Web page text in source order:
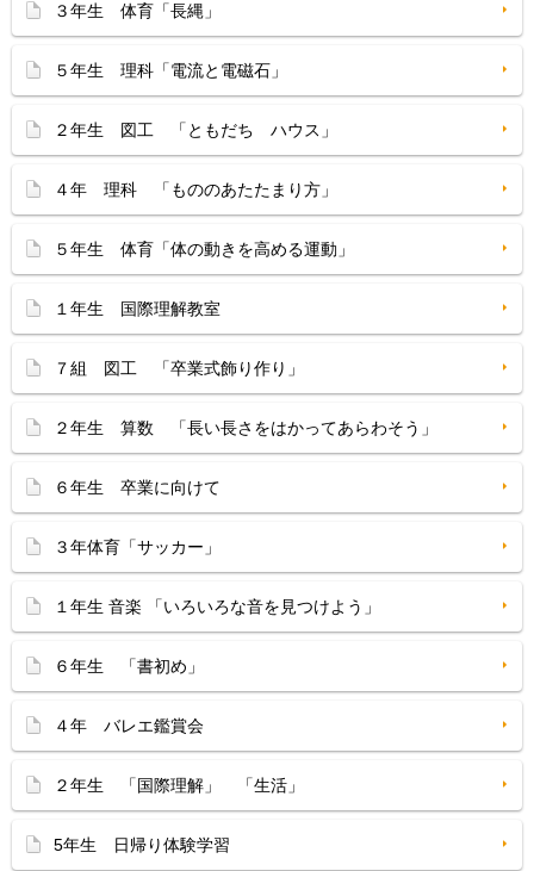
３年生 体育「長縄」
５年生 理科「電流と電磁石」
２年生 図工 「ともだち ハウス」
４年 理科 「もののあたたまり方」
５年生 体育「体の動きを高める運動」
１年生 国際理解教室
７組 図工 「卒業式飾り作り」
２年生 算数 「長い長さをはかってあらわそう」
６年生 卒業に向けて
３年体育「サッカー」
１年生 音楽 「いろいろな音を見つけよう」
６年生 「書初め」
４年 バレエ鑑賞会
２年生 「国際理解」 「生活」
5年生 日帰り体験学習